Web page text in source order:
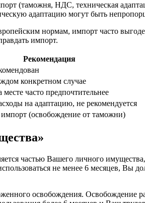
(таможня, НДС, техническая
адаптацию могут быть
нормам, импорт часто
импорт.
Рекомендация
конкретном случае
часто предпочтительнее
на адаптацию, не рекомендуется
(освобождение от таможни)
частью Вашего личного
не менее 6 месяцев,
освобождения. Освобождение